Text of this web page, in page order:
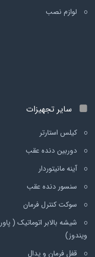
لوازم نصب
سایر تجهیزات
کیلس استارتر
دوربین دنده عقب
آینه مانیتوردار
سنسور دنده عقب
سوکت کنترل فرمان
شیشه بالابر اتوماتیک ( پاور
ویندوز)
قفل فرمان و پدال